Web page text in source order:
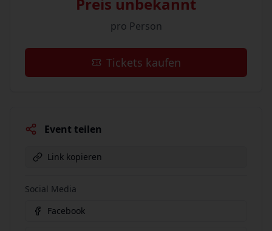
pro Person
Tickets kaufen
Event teilen
Link kopieren
Social Media
Facebook